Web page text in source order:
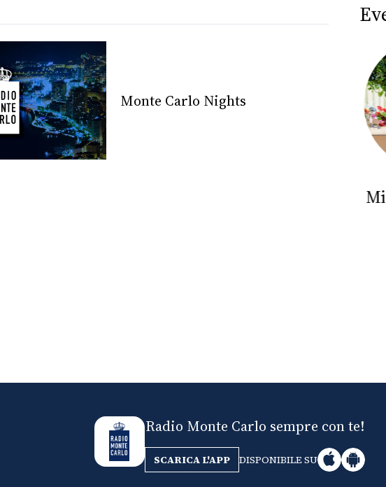
Monte Carlo Nights
Radio Monte Carlo sempre con te!
SCARICA L'APP DISPONIBILE SU